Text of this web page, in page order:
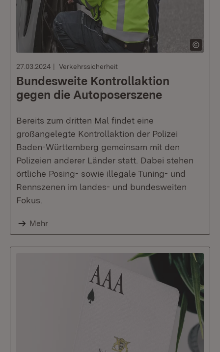
27.03.2024 Verkehrssicherheit
Bundesweite Kontrollaktion
gegen die Autoposerszene
Bereits zum dritten Mal findet eine
großangelegte Kontrollaktion der Polizei
Baden-Württemberg gemeinsam mit den
Polizeien anderer Länder statt. Dabei stehen
örtliche Posing- sowie illegale Tuning- und
Rennszenen im landes- und bundesweiten
Fokus.
Mehr